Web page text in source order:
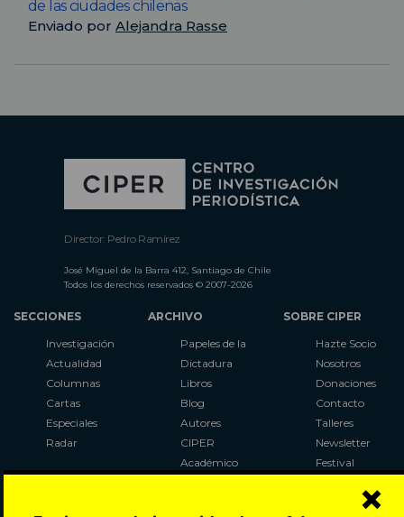
×
de las ciudades chilenas
Enviado por Alejandra Rasse
Director: Pedro Ramírez
José Miguel de la Barra 412, Santiago de Chile
Todos los derechos reservados © 2007-2026
SECCIONES
Investigación
Actualidad
Columnas
Cartas
Especiales
Radar
ARCHIVO
Papeles de la
Dictadura
Libros
Blog
Autores
CIPER
Académico
SOBRE CIPER
Hazte Socio
Nosotros
Donaciones
Contacto
Talleres
Newsletter
Festival